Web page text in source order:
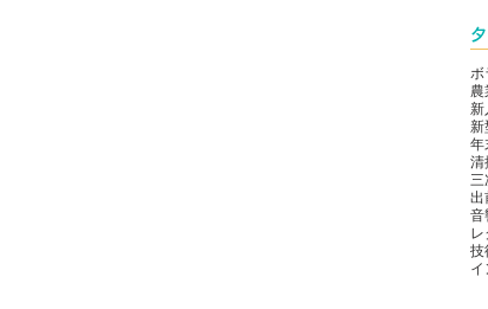
ボ
新
新
年
清
三
出
音
技